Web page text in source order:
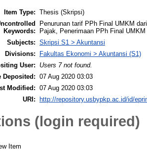
Item Type: Thesis (Skripsi)
Keywords:
Penurunan tarif PPh Final UMKM
Pajak, Penerimaan PPh Final UMKM
Subjects: Skripsi S1 > Akuntansi
Divisions:
Fakultas Ekonomi > Akuntansi (S1)
User:
Users 7 not found.
Deposited: 07 Aug 2020 03:03
Modified: 07 Aug 2020 03:03
URI:
http://repository.usbypkp.ac.id/id/
(login required)
Item